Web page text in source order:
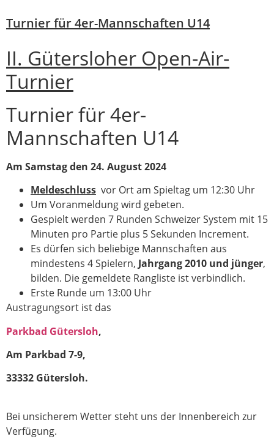
Turnier für 4er-Mannschaften U14
II. Gütersloher Open-Air-
Turnier
Turnier für 4er-
Mannschaften U14
Am Samstag den 24. August 2024
Meldeschluss vor Ort am Spieltag um 12:30 Uhr
Um Voranmeldung wird gebeten.
Gespielt werden 7 Runden Schweizer System mit 15
Minuten pro Partie plus 5 Sekunden Increment.
Es dürfen sich beliebige Mannschaften aus
mindestens 4 Spielern, Jahrgang 2010 und jünger,
bilden. Die gemeldete Rangliste ist verbindlich.
Erste Runde um 13:00 Uhr
Austragungsort ist das
Parkbad Gütersloh,
Am Parkbad 7-9,
33332 Gütersloh.
Bei unsicherem Wetter steht uns der Innenbereich zur
Verfügung.